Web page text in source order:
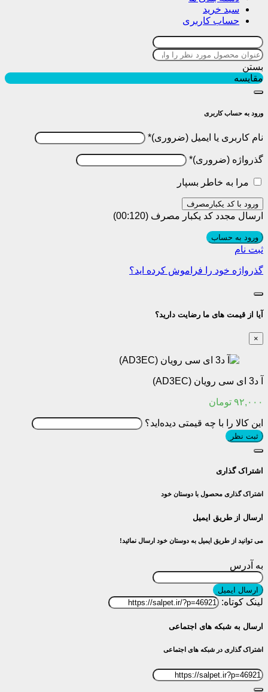
سبد خرید
حساب کاربری
بستن
مقایسه
ورود به حساب کاربری
نام کاربری یا ایمیل *
گذرواژه *
مرا به خاطر بسپار
ورود با کد یکبارمصرف
ارسال مجدد کد یکبار مصرف (00:
120
)
ورود به حساب
ثبت نام
گذرواژه خود را فراموش کرده اید؟
آیا از قیمت های ما رضایت دارید؟
×
آ د3 ای سی رویان (AD3EC)
۹۲,۰۰۰ تومان
این کالا را با چه قیمتی دیده‌اید؟
ثبت نظر
اشتراک گذاری
اشتراک گذاری محصول با دوستان خود
ارسال از طریق ایمیل
می توانید از طریق ایمیل به دوستان خود ارسال نمائید!
به آدرس
ارسال ایمیل
لینک کوتاه:
ارسال به شبکه های اجتماعی
اشتراک گذاری در شبکه های اجتماعی